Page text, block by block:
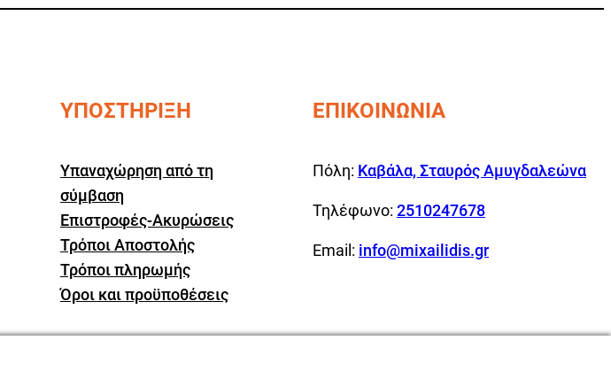
ΥΠΟΣΤΗΡΙΞΗ
Υπαναχώρηση από τη
σύμβαση
Επιστροφές-Ακυρώσεις
Τρόποι Αποστολής
Τρόποι πληρωμής
Όροι και προϋποθέσεις
ΕΠΙΚΟΙΝΩΝΙΑ
Πόλη: Καβάλα, Σταυρός Αμυγδαλεώνα
Τηλέφωνο: 2510247678
Email: info@mixailidis.gr